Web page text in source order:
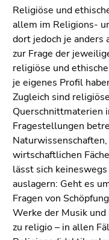
8)
Zur
Suche
(Zugriffstaste
9)
Religiöse und
allem im Religions-
dort jedoch je anders
zur Frage der
religiöse und
je eigenes Profil
Zugleich sind
Querschnittmaterien
Fragestellungen
wirtschaftlichen
lässt sich
auslagern: Geht es
Fragen von
Werke der Musik
zu religio – in allen